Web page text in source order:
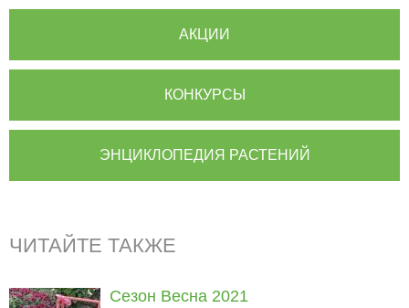
АКЦИИ
КОНКУРСЫ
ЭНЦИКЛОПЕДИЯ РАСТЕНИЙ
ЧИТАЙТЕ ТАКЖЕ
Сезон Весна 2021